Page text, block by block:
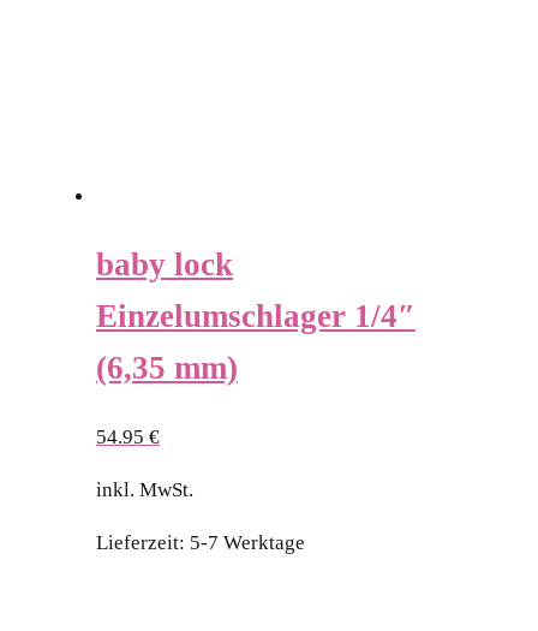
baby lock
Einzelumschlager 1/4″
(6,35 mm)
54.95 €
inkl. MwSt.
Lieferzeit: 5-7 Werktage